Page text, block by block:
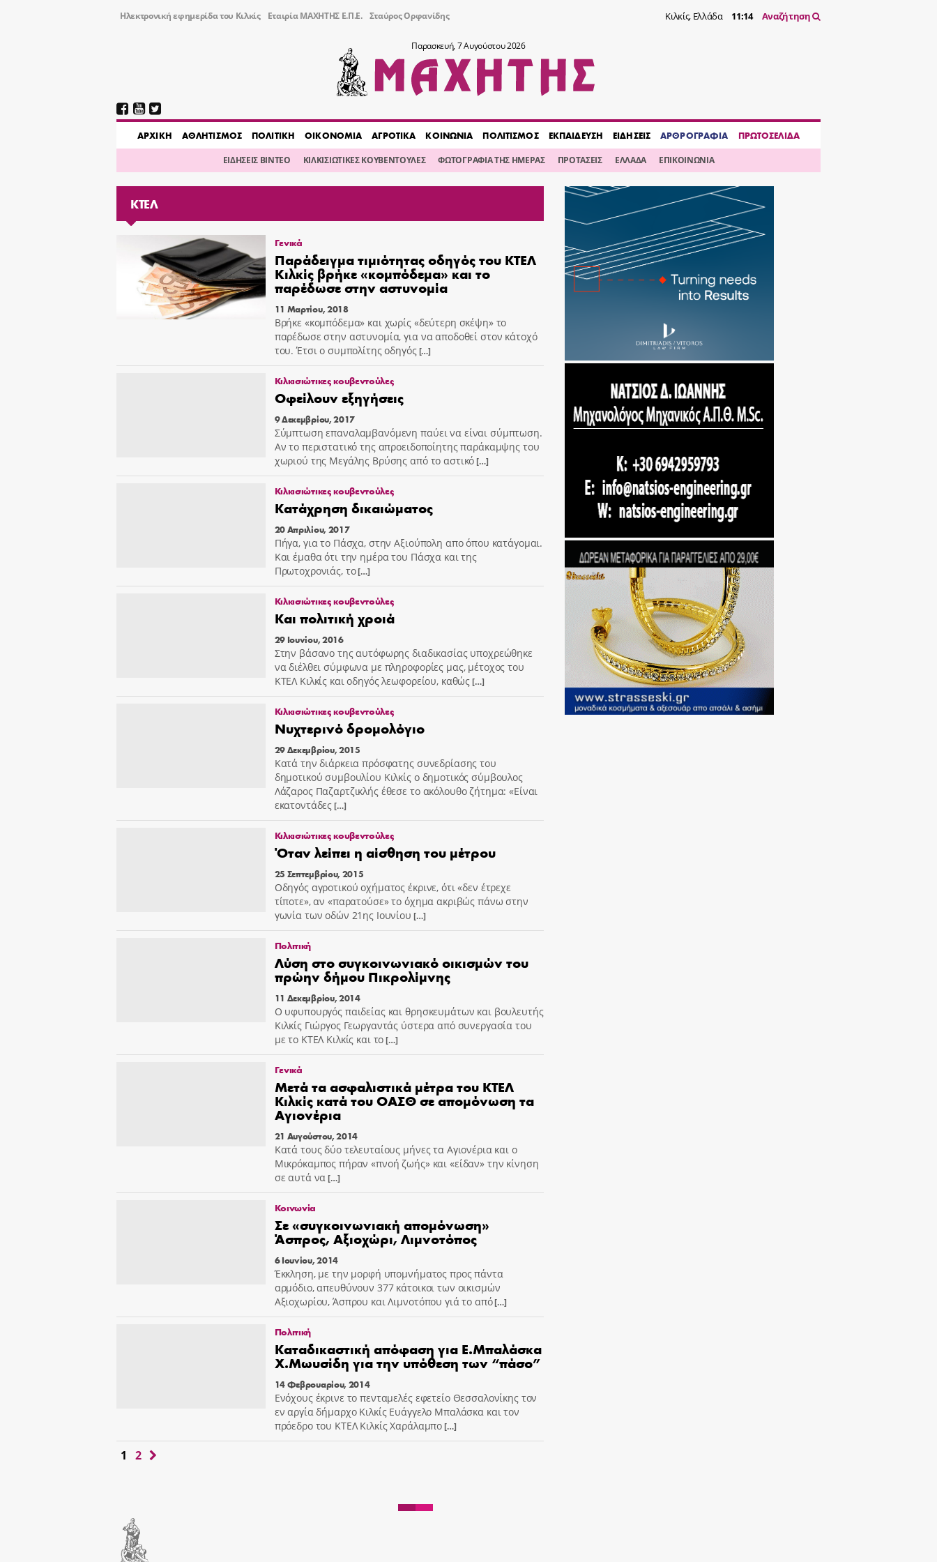
Ηλεκτρονική εφημερίδα του Κιλκίς Εταιρία ΜΑΧΗΤΗΣ Ε.Π.Ε. Σταύρος Ορφανίδης Κιλκίς, Ελλάδα 11:14 Αναζήτηση
Παρασκευή, 7 Αυγούστου 2026
AΡΧΙΚΗ ΑΘΛΗΤΙΣΜΟΣ ΠΟΛΙΤΙΚΗ ΟΙΚΟΝΟΜΙΑ ΑΓΡΟΤΙΚΑ ΚΟΙΝΩΝΙΑ ΠΟΛΙΤΙΣΜΟΣ ΕΚΠΑΙΔΕΥΣΗ ΕΙΔΗΣΕΙΣ ΑΡΘΡΟΓΡΑΦΙΑ ΠΡΩΤΟΣΕΛΙΔΑ
ΕΙΔΗΣΕΙΣ ΒΙΝΤΕΟ ΚΙΛΚΙΣΙΩΤΙΚΕΣ ΚΟΥΒΕΝΤΟΥΛΕΣ ΦΩΤΟΓΡΑΦΙΑ ΤΗΣ ΗΜΕΡΑΣ ΠΡΟΤΑΣΕΙΣ ΕΛΛΑΔΑ ΕΠΙΚΟΙΝΩΝΙΑ
ΚΤΕΛ
Γενικά
Παράδειγμα τιμιότητας οδηγός του ΚΤΕΛ
Kιλκίς βρήκε «κομπόδεμα» και το
παρέδωσε στην αστυνομία
11 Μαρτίου, 2018
Βρήκε «κομπόδεμα» και χωρίς «δεύτερη σκέψη» το
παρέδωσε στην αστυνομία, για να αποδοθεί στον κάτοχό
του. Έτσι ο συμπολίτης οδηγός[…]
Κιλκισιώτικες κουβεντούλες
Οφείλουν εξηγήσεις
9 Δεκεμβρίου, 2017
Σύμπτωση επαναλαμβανόμενη παύει να είναι σύμπτωση.
Αν το περιστατικό της απροειδοποίητης παράκαμψης του
χωριού της Μεγάλης Βρύσης από το αστικό[…]
Κιλκισιώτικες κουβεντούλες
Κατάχρηση δικαιώματος
20 Απριλίου, 2017
Πήγα, για το Πάσχα, στην Αξιούπολη απο όπου κατάγομαι.
Και έμαθα ότι την ημέρα του Πάσχα και της
Πρωτοχρονιάς, το[…]
Κιλκισιώτικες κουβεντούλες
Και πολιτική χροιά
29 Ιουνίου, 2016
Στην βάσανο της αυτόφωρης διαδικασίας υποχρεώθηκε
να διέλθει σύμφωνα με πληροφορίες μας, μέτοχος του
ΚΤΕΛ Κιλκίς και οδηγός λεωφορείου, καθώς[…]
Κιλκισιώτικες κουβεντούλες
Νυχτερινό δρομολόγιο
29 Δεκεμβρίου, 2015
Κατά την διάρκεια πρόσφατης συνεδρίασης του
δημοτικού συμβουλίου Κιλκίς ο δημοτικός σύμβουλος
Λάζαρος Παζαρτζικλής έθεσε το ακόλουθο ζήτημα: «Είναι
εκατοντάδες[…]
Κιλκισιώτικες κουβεντούλες
Όταν λείπει η αίσθηση του μέτρου
25 Σεπτεμβρίου, 2015
Οδηγός αγροτικού οχήματος έκρινε, ότι «δεν έτρεχε
τίποτε», αν «παρατούσε» το όχημα ακριβώς πάνω στην
γωνία των οδών 21ης Ιουνίου […]
Πολιτική
Λύση στο συγκοινωνιακό οικισμών του
πρώην δήμου Πικρολίμνης
11 Δεκεμβρίου, 2014
Ο υφυπουργός παιδείας και θρησκευμάτων και βουλευτής
Κιλκίς Γιώργος Γεωργαντάς ύστερα από συνεργασία του
με το ΚΤΕΛ Κιλκίς και το[…]
Γενικά
Μετά τα ασφαλιστικά μέτρα του ΚΤΕΛ
Κιλκίς κατά του ΟΑΣΘ σε απομόνωση τα
Αγιονέρια
21 Αυγούστου, 2014
Κατά τους δύο τελευταίους μήνες τα Αγιονέρια και ο
Μικρόκαμπος πήραν «πνοή ζωής» και «είδαν» την κίνηση
σε αυτά να[…]
Κοινωνία
Σε «συγκοινωνιακή απομόνωση»
Άσπρος, Αξιοχώρι, Λιμνοτόπος
6 Ιουνίου, 2014
Έκκληση, με την μορφή υπομνήματος προς πάντα
αρμόδιο, απευθύνουν 377 κάτοικοι των οικισμών
Αξιοχωρίου, Άσπρου και Λιμνοτόπου γιά το από[…]
Πολιτική
Καταδικαστική απόφαση για E.Μπαλάσκα
X.Μωυσίδη για την υπόθεση των “πάσο”
14 Φεβρουαρίου, 2014
Ενόχους έκρινε το πενταμελές εφετείο Θεσσαλονίκης τον
εν αργία δήμαρχο Κιλκίς Ευάγγελο Μπαλάσκα και τον
πρόεδρο του ΚΤΕΛ Κιλκίς Χαράλαμπο[…]
1 2